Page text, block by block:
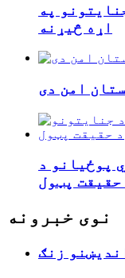
په
اړه څیړنه
امن دی
پوځیانو د
پټول
نوی خبرونه
زنګ